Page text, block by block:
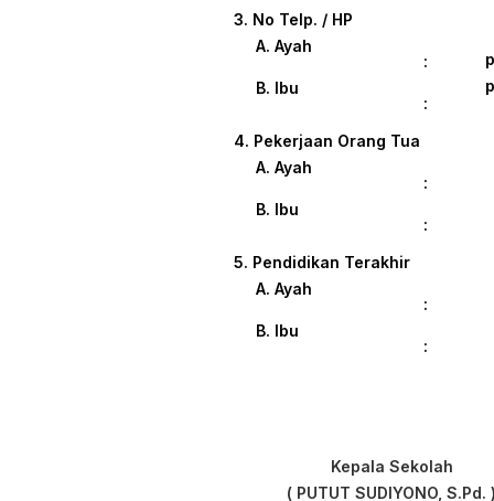
3. No Telp. / HP
A. Ayah
:
B. Ibu
:
4. Pekerjaan Orang Tua
A. Ayah
:
B. Ibu
:
5. Pendidikan Terakhir
A. Ayah
:
B. Ibu
:
Kepala Sekolah
( PUTUT SUDIYONO, S.Pd. )